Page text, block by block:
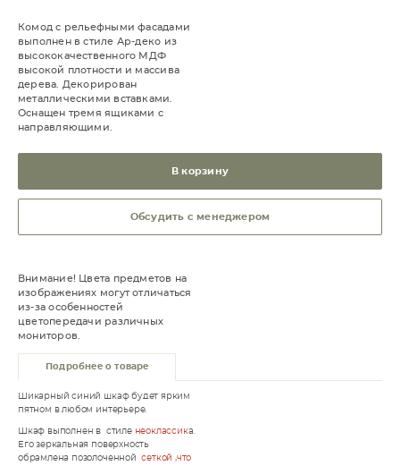
Комод с рельефными фасадами
выполнен в стиле Ар-деко из
высококачественного МДФ
высокой плотности и массива
дерева. Декорирован
металлическими вставками.
Оснащен тремя ящиками с
направляющими.
В корзину
Обсудить с менеджером
Внимание! Цвета предметов на
изображениях могут отличаться
из-за особенностей
цветопередачи различных
мониторов.
Подробнее о товаре
Шикарный синий шкаф будет ярким
пятном в любом интерьере.
Шкаф выполнен в стиле неоклассика.
Его зеркальная поверхность
обрамлена позолоченнойсеткой ,что